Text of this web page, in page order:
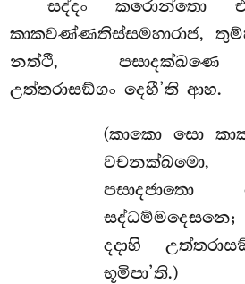
සද්දංකරොන්තො
කාකවණ්ණතිස්සමහාරාජ,
නත්ථී, පසාදක්ඛණෙ
උත්තරාසඞ්ගං දෙහී’ති ආහ.
(කාකො සො
වචනක්ඛමො,
පසාදජාතො
සද්ධම්මදෙසනෙ;
දදාහි
භූමිපා’ති.)